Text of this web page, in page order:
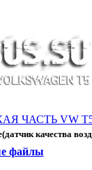
ЧАСТЬ VW
качества
файлы